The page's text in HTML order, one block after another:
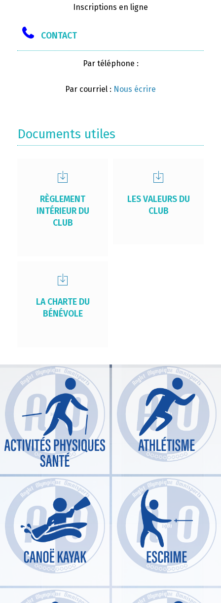
Inscriptions en ligne
CONTACT
Par téléphone :
Par courriel : Nous écrire
Documents utiles
RÈGLEMENT
INTÉRIEUR DU
CLUB
LES VALEURS DU
CLUB
LA CHARTE DU
BÉNÉVOLE